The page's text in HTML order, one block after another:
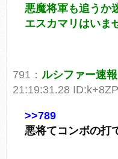
悪魔将軍も追うか
エスカマリはいま
791： ルシファー速報
21:19:31.28
>>789
悪将てコンボの打